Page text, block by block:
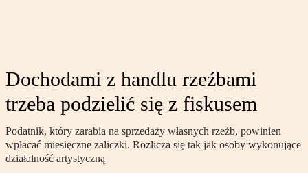
Dochodami z handlu rzeźbami
trzeba podzielić się z fiskusem
Podatnik, który zarabia na sprzedaży własnych rzeźb, powinien
wpłacać miesięczne zaliczki. Rozlicza się tak jak osoby wykonujące
działalność artystyczną